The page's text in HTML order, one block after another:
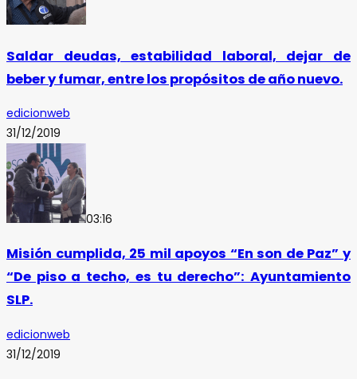
Saldar deudas, estabilidad laboral, dejar de
beber y fumar, entre los propósitos de año nuevo.
edicionweb
31/12/2019
03:16
Misión cumplida, 25 mil apoyos “En son de Paz” y
“De piso a techo, es tu derecho”: Ayuntamiento
SLP.
edicionweb
31/12/2019